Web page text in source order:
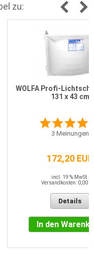
zu:
WOLFA Profi-
131 x 43 cm
3 Meinungen
172,20 EUR
incl. 19 % MwSt.
Versandkosten: 0,00
Details
In den